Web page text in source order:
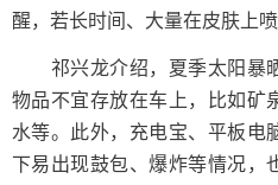
醒，若长时间、大量在皮肤上
祁兴龙介绍，夏季太阳暴
物品不宜存放在车上，比如矿
水等。此外，充电宝、平板电
下易出现鼓包、爆炸等情况，